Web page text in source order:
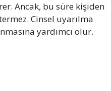
Ancak, bu süre kişiden
Cinsel uyarılma
yardımcı olur.